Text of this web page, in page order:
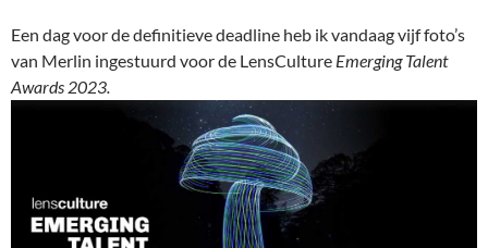
Een dag voor de definitieve deadline heb ik vandaag vijf foto’s
van Merlin ingestuurd voor de LensCulture Emerging Talent
Awards 2023.